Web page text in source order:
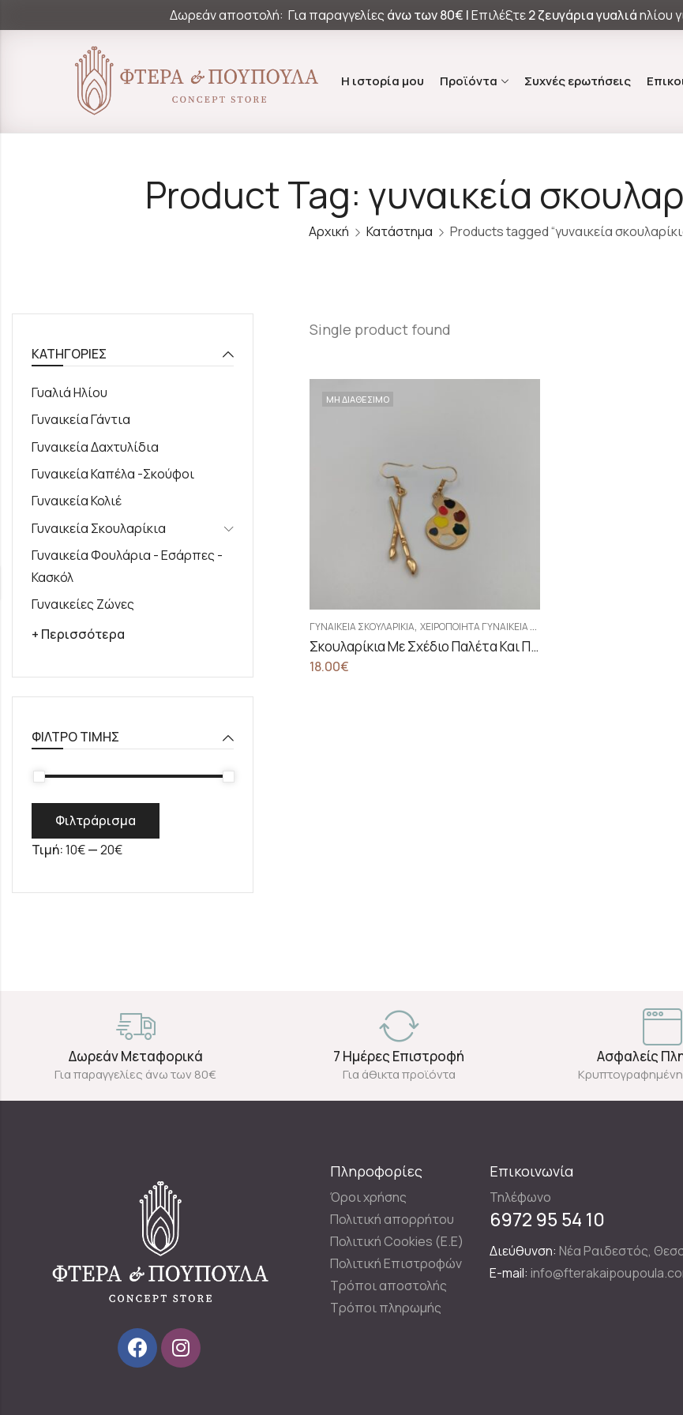
Δωρεάν αποστολή: Για παραγγελίες άνω των80€ |Επιλέξτε2 ζευγάρια γυαλιάηλίου
Η ιστορία μου Προϊόντα Συχνές ερωτήσεις
Product Tag: γυναικεία
Αρχική Κατάστημα Products tagged “γυναικεία
Single product found
ΜΗ ΔΙΑΘΕΣΙΜΟ
ΓΥΝΑΙΚΕΊΑ ΣΚΟΥΛΑΡΊΚΙΑ, ΧΕΙΡΟΠΟΊΗΤΑ ΓΥΝΑΙΚΕΊΑ ΣΚΟΥΛΑΡΊΚΙΑ
Σκουλαρίκια Με Σχέδιο Παλέτα Και Πινέλα
18.00€
ΚΑΤΗΓΟΡΊΕΣ
Γυαλιά Ηλίου
Γυναικεία Γάντια
Γυναικεία Δαχτυλίδια
Γυναικεία Καπέλα -Σκούφοι
Γυναικεία Κολιέ
Γυναικεία Σκουλαρίκια
Γυναικεία Φουλάρια - Εσάρπες -
Κασκόλ
Γυναικείες Ζώνες
+ Περισσότερα
ΦΊΛΤΡΟ ΤΙΜΉΣ
Φιλτράρισμα
Τιμή:10€—20€
Δωρεάν Μεταφορικά
Για παραγγελίες άνω των 80€
7 Ημέρες Επιστροφή
Για άθικτα προϊόντα
Ασφαλείς
Κρυπτογραφημένη
Πληροφορίες
Όροι χρήσης
Πολιτική απορρήτου
Πολιτική Cookies (E.E)
Πολιτική Επιστροφών
Τρόποι αποστολής
Τρόποι πληρωμής
Επικοινωνία
Τηλέφωνο
6972 95 54 10
Διεύθυνση: Νέα Ραιδεστός,
E-mail: